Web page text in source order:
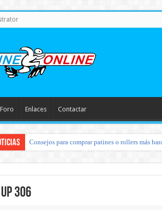
Foro Enlaces Contactar
Consejos para comprar patines o rollers más
306